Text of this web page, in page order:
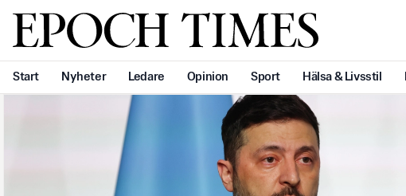
Svenska Epoch Times
Start Nyheter Ledare Opinion Sport Hälsa & Livsstil